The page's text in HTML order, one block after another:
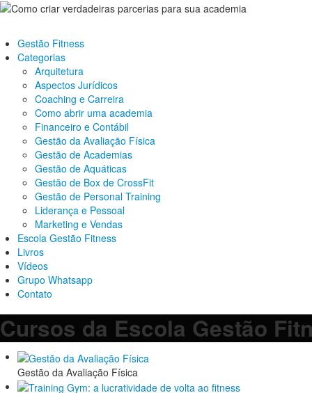
Gestão Fitness
Categorias
Arquitetura
Aspectos Jurídicos
Coaching e Carreira
Como abrir uma academia
Financeiro e Contábil
Gestão da Avaliação Física
Gestão de Academias
Gestão de Aquáticas
Gestão de Box de CrossFit
Gestão de Personal Training
Liderança e Pessoal
Marketing e Vendas
Escola Gestão Fitness
Livros
Vídeos
Grupo Whatsapp
Contato
Cursos da Escola Gestão
Gestão da Avaliação Física